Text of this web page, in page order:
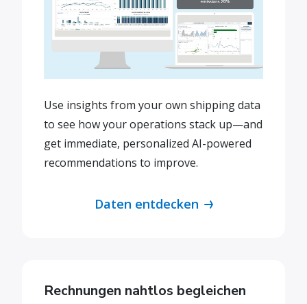
Use insights from your own shipping data
to see how your operations stack up—and
get immediate, personalized AI-powered
recommendations to improve.
Daten entdecken
Rechnungen nahtlos begleichen